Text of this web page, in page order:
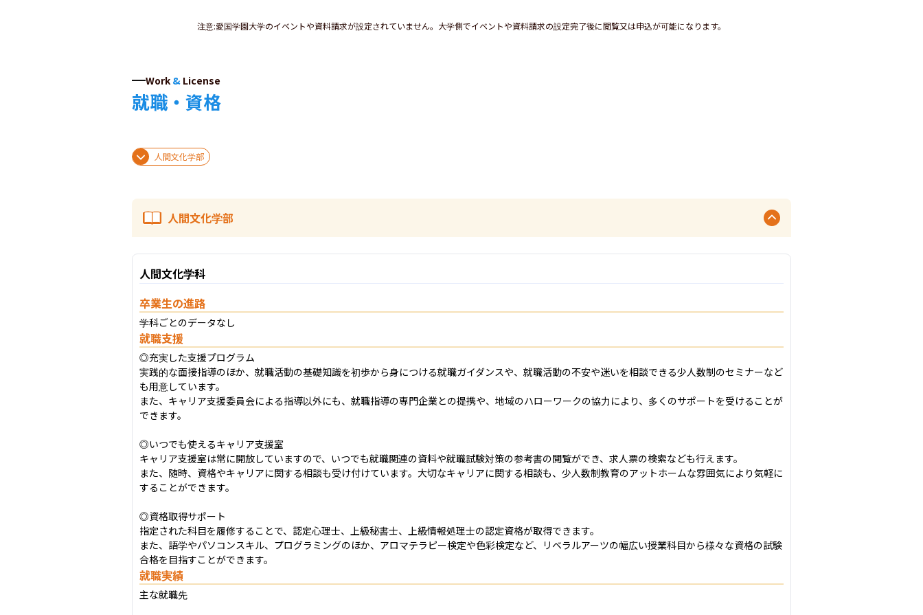
注意:愛国学園大学のイベントや資料請求が設定されていません。大学側でイベントや資料請求の設定完了後に閲覧又は申込が可能になります。
Work & License
就職・資格
人間文化学部
人間文化学部
人間文化学科
卒業生の進路
学科ごとのデータなし
就職支援
◎充実した支援プログラム
実践的な面接指導のほか、就職活動の基礎知識を初歩から身につける就職ガイダンスや、就職活動の不安や迷いを相談できる少人数制のセミナーなど
も用意しています。
また、キャリア支援委員会による指導以外にも、就職指導の専門企業との提携や、地域のハローワークの協力により、多くのサポートを受けることが
できます。
◎いつでも使えるキャリア支援室
キャリア支援室は常に開放していますので、いつでも就職関連の資料や就職試験対策の参考書の閲覧ができ、求人票の検索なども行えます。
また、随時、資格やキャリアに関する相談も受け付けています。大切なキャリアに関する相談も、少人数制教育のアットホームな雰囲気により気軽に
することができます。
◎資格取得サポート
指定された科目を履修することで、認定心理士、上級秘書士、上級情報処理士の認定資格が取得できます。
また、語学やパソコンスキル、プログラミングのほか、アロマテラピー検定や色彩検定など、リベラルアーツの幅広い授業科目から様々な資格の試験
合格を目指すことができます。
就職実績
主な就職先